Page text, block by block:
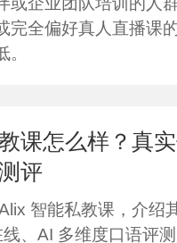
完全偏好真人直播课
。
课怎么样？真
评
智能私教课，介绍
、AI 多维度口语评测